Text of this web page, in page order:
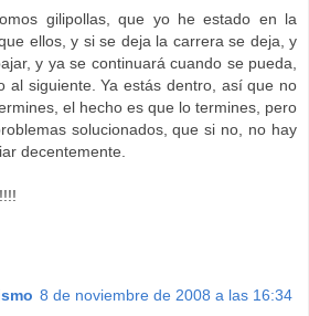
gilipollas, que yo he estado en la
ellos, y si se deja la carrera se deja, y
y ya se continuará cuando se pueda,
al siguiente. Ya estás dentro, así que no
el hecho es que lo termines, pero
solucionados, que si no, no hay
decentemente.
8 de noviembre de 2008 a las 16:34